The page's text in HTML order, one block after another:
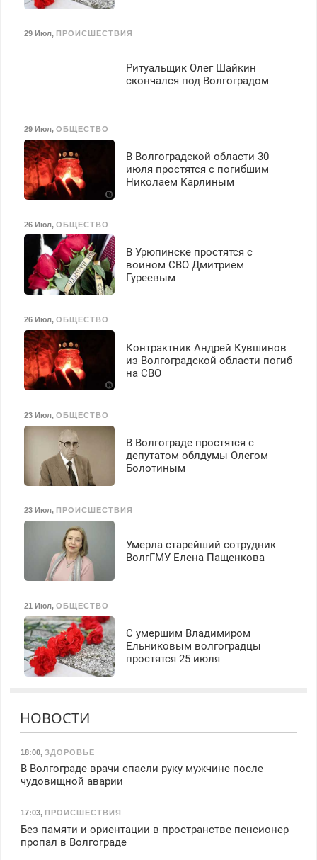
29 Июл, ПРОИСШЕСТВИЯ
Ритуальщик Олег Шайкин
скончался под Волгоградом
29 Июл, ОБЩЕСТВО
В Волгоградской области 30
июля простятся с погибшим
Николаем Карлиным
26 Июл, ОБЩЕСТВО
В Урюпинске простятся с
воином СВО Дмитрием
Гуреевым
26 Июл, ОБЩЕСТВО
Контрактник Андрей Кувшинов
из Волгоградской области погиб
на СВО
23 Июл, ОБЩЕСТВО
В Волгограде простятся с
депутатом облдумы Олегом
Болотиным
23 Июл, ПРОИСШЕСТВИЯ
Умерла старейший сотрудник
ВолгГМУ Елена Пащенкова
21 Июл, ОБЩЕСТВО
С умершим Владимиром
Ельниковым волгоградцы
простятся 25 июля
НОВОСТИ
18:00, ЗДОРОВЬЕ
В Волгограде врачи спасли руку мужчине после
чудовищной аварии
17:03, ПРОИСШЕСТВИЯ
Без памяти и ориентации в пространстве пенсионер
пропал в Волгограде